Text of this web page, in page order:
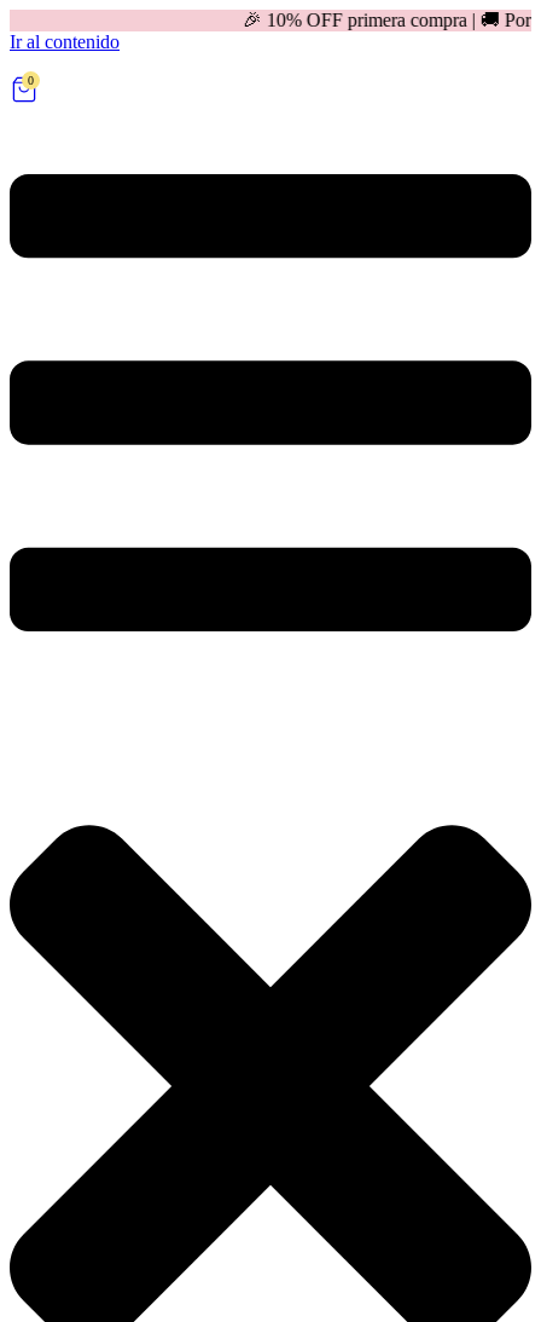
🎉 10% OFF primera compra | 🚚 Por compras
Ir al contenido
0